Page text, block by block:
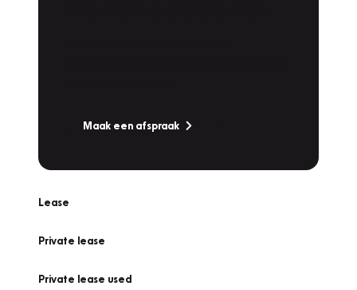
Maak een afspraak
Lease
Private lease
Private lease used